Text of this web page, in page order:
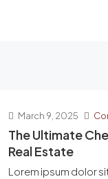
March 9, 2025
The Ultimate
Real Estate
Lorem ipsum dolor